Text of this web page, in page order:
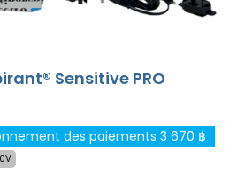
Sensitive PRO
des paiements 3 670 ฿